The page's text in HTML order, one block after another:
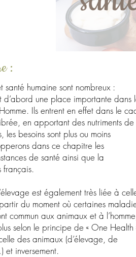
:
santé humaine sont nombreux :
d’abord une place importante dans
Ils entrent en effet dans le
en apportant des nutriments de
les besoins sont plus ou moins
dans ce chapitre les
de santé ainsi que la
français.
est également très liée à
du moment où certaines
commun aux animaux et à
selon le principe de « One Health
des animaux (d’élevage, de
inversement.